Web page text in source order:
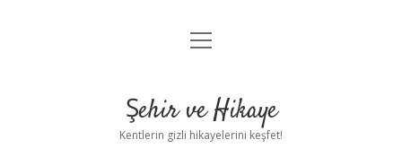
Anasayfa
Yasal Uyarı
menüyü
Şehir ve Hikaye
Kentlerin gizli hikayelerini keşfet!